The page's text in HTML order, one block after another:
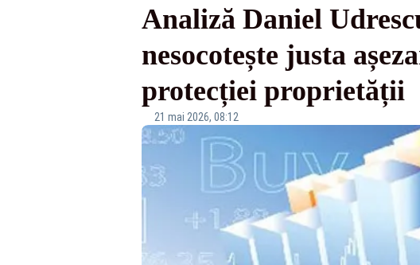
Analiză Daniel
nesocotește justa
protecției proprietății
21 mai 2026, 08:12